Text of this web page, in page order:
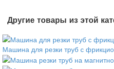
Другие товары из этой
Машина для резки труб с